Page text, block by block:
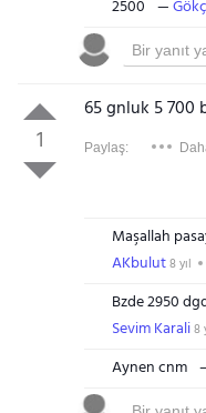
2500
1
65 gnluk 5 700
Paylaş:
Maşallah
AKbulut8 yıl
Bzde 2950
Sevim Karali8
Aynen cnm